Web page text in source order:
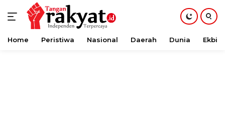
Langsung
Home Peristiwa Nasional Daerah Dunia Ekbis